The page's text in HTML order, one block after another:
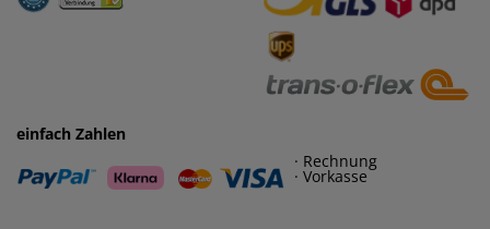
· Vorkasse
einfach Zahlen
· Rechnung
· Vorkasse